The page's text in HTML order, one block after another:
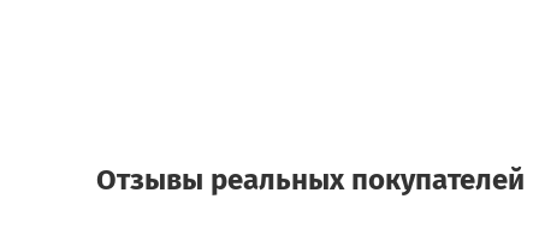
Отзывы реальных покупателей